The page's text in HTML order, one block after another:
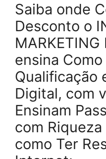
Saiba onde
Desconto o
ensina
Qualificação
Digital, com
Ensinam
com
como Ter